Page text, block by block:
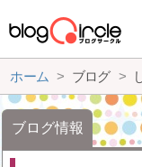
ホーム ブログ
ブログ情報